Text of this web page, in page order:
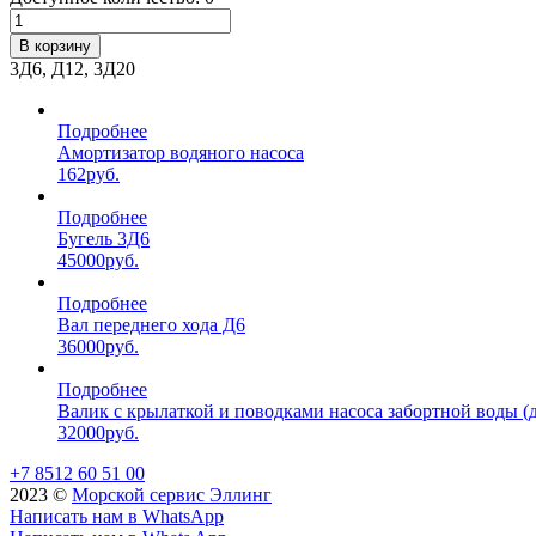
В корзину
3Д6, Д12, 3Д20
Подробнее
Амортизатор водяного насоса
162руб.
Подробнее
Бугель 3Д6
45000руб.
Подробнее
Вал переднего хода Д6
36000руб.
Подробнее
Валик с крылаткой и поводками насоса забортной воды
32000руб.
+7 8512 60 51 00
2023 ©️ Морской сервис Эллинг
Написать нам в WhatsApp